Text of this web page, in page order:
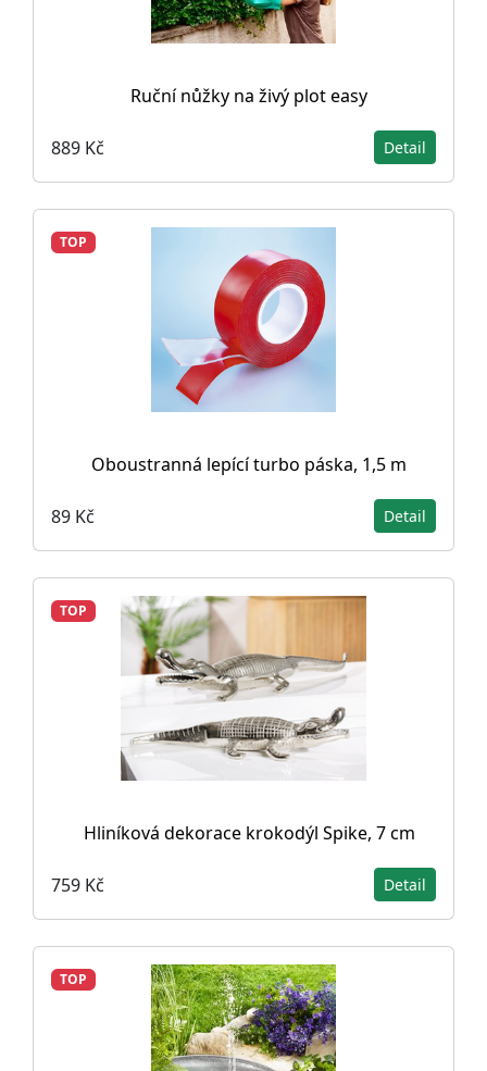
Ruční nůžky na živý plot easy
889 Kč Detail
TOP
Oboustranná lepící turbo páska, 1,5 m
89 Kč Detail
TOP
Hliníková dekorace krokodýl Spike, 7 cm
759 Kč Detail
TOP